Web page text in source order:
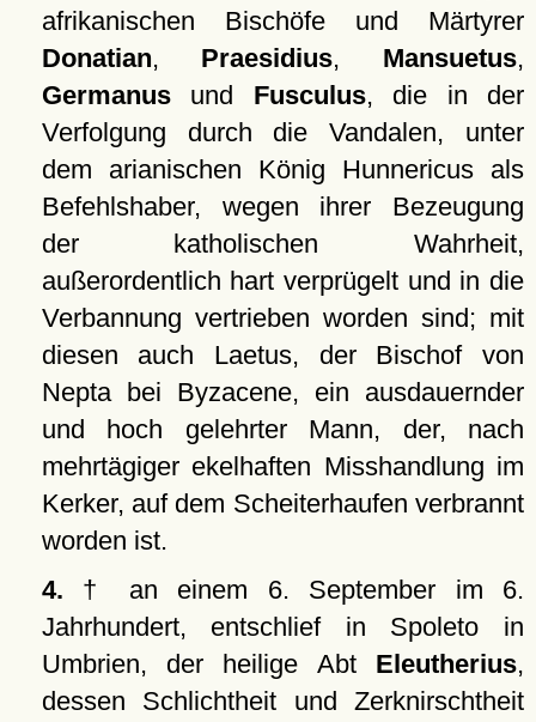
afrikanischen Bischöfe und Märtyrer
Donatian, Praesidius, Mansuetus,
Germanusund Fusculus, die in der
Verfolgung durch die Vandalen, unter
dem arianischen König Hunnericus als
Befehlshaber, wegen ihrer Bezeugung
der katholischen Wahrheit,
außerordentlich hart verprügelt und in die
Verbannung vertrieben worden sind; mit
diesen auch Laetus, der Bischof von
Nepta bei Byzacene, ein ausdauernder
und hoch gelehrter Mann, der, nach
mehrtägiger ekelhaften Misshandlung im
Kerker, auf dem Scheiterhaufen verbrannt
worden ist.
4. † an einem 6. September im 6.
Jahrhundert, entschlief in Spoleto in
Umbrien, der heilige Abt Eleutherius,
dessen Schlichtheit und Zerknirschtheit